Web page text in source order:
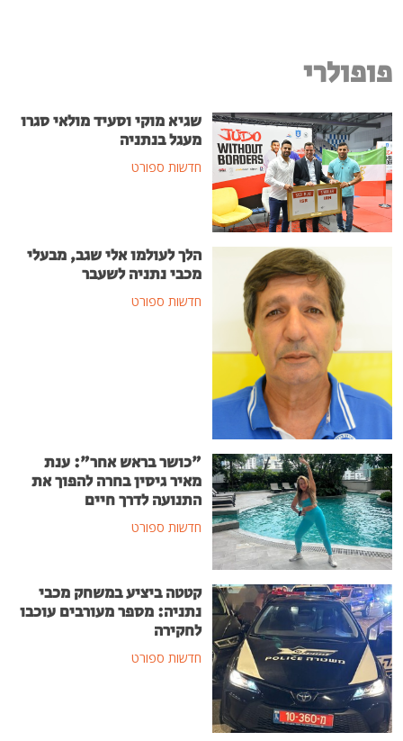
פופולרי
שגיא מוקי וסעיד מולאי סגרו
מעגל בנתניה
חדשות ספורט
הלך לעולמו אלי שגב, מבעלי
מכבי נתניה לשעבר
חדשות ספורט
"כושר בראש אחר": ענת
מאיר גיסין בחרה להפוך את
התנועה לדרך חיים
חדשות ספורט
קטטה ביציע במשחק מכבי
נתניה: מספר מעורבים עוכבו
לחקירה
חדשות ספורט